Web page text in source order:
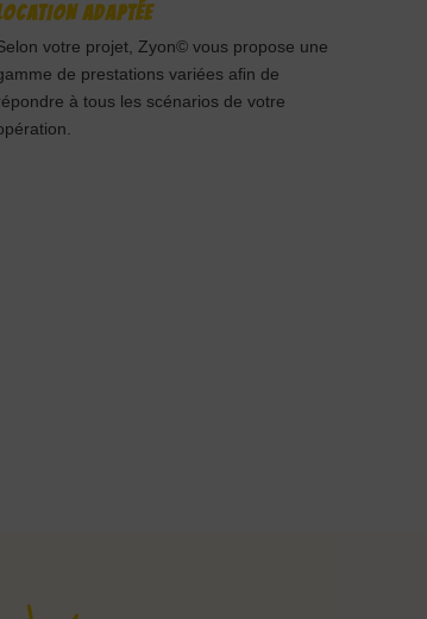
ADAPTÉE
votre projet, Zyon© vous propose une
de prestations variées aﬁn de
à tous les scénarios de votre